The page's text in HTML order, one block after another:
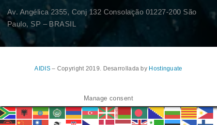
Av. Angélica 2355, Conj 132 Consolação 01227-200 São
Paulo, SP – BRASIL
AIDIS– Copyright 2019. Desarrollada by Hostinguate
Manage consent